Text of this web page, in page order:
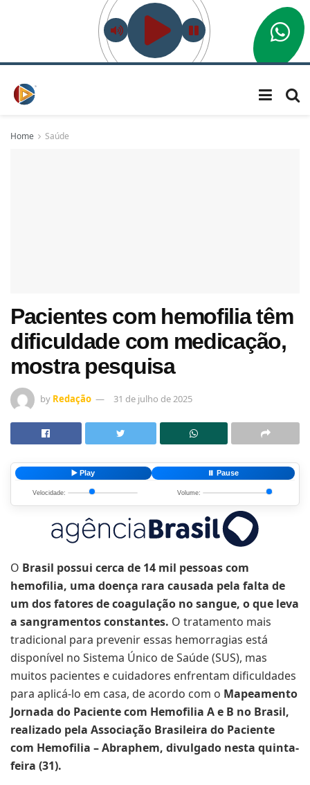
Home Saúde
Pacientes com hemofilia têm
dificuldade com medicação,
mostra pesquisa
by Redação 31 de julho de 2025
▶️ Play ⏸️ Pause
Velocidade: Volume:
O Brasil possui cerca de 14 mil pessoas com
hemofilia, uma doença rara causada pela falta de
um dos fatores de coagulação no sangue, o que leva
a sangramentos constantes. O tratamento mais
tradicional para prevenir essas hemorragias está
disponível no Sistema Único de Saúde (SUS), mas
muitos pacientes e cuidadores enfrentam dificuldades
para aplicá-lo em casa, de acordo com o Mapeamento
Jornada do Paciente com Hemofilia A e B no Brasil,
realizado pela Associação Brasileira do Paciente
com Hemofilia – Abraphem, divulgado nesta quinta-
feira (31).